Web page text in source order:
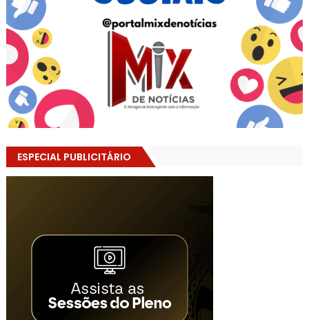
ESPECIAL PUBLICITÁRIO